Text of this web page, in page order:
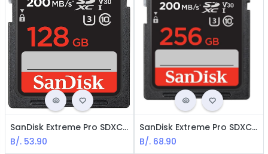
SanDisk Extreme Pro SDXC - Memory Card 128GB / SDXC UHS-I / ClasE 10 / V30
B/. 53.90
SanDisk Extreme Pro SDXC - Memory Card 256GB / SDXC UHS-I / ClasE 10 / V30
B/. 68.90